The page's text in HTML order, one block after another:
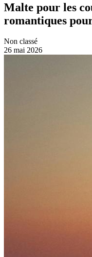
Malte pour les
romantiques
Non classé
26 mai 2026